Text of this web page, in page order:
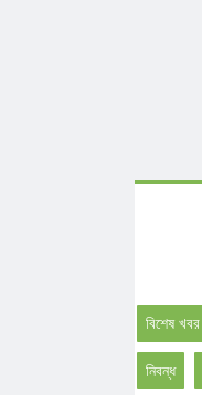
বিশেষ খবর
নিবন্ধ